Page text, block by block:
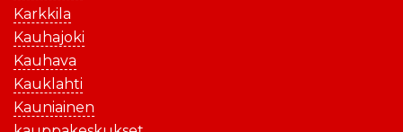
Karkkila
Kauhajoki
Kauhava
Kauklahti
Kauniainen